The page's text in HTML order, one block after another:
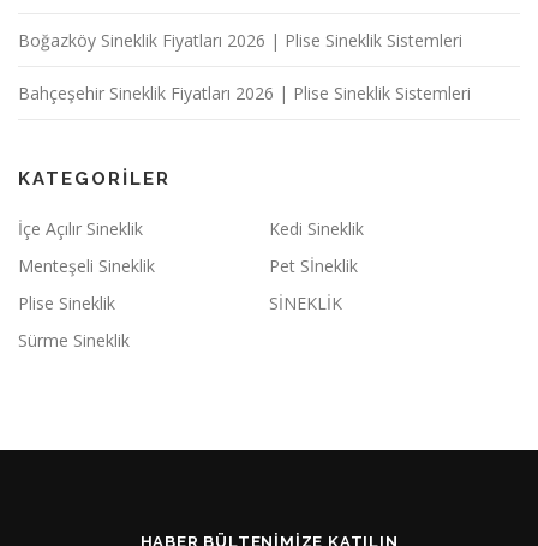
Boğazköy Sineklik Fiyatları 2026 | Plise Sineklik Sistemleri
Bahçeşehir Sineklik Fiyatları 2026 | Plise Sineklik Sistemleri
KATEGORILER
İçe Açılır Sineklik
Kedi Sineklik
Menteşeli Sineklik
Pet Sİneklik
Plise Sineklik
SİNEKLİK
Sürme Sineklik
HABER BÜLTENIMIZE KATILIN